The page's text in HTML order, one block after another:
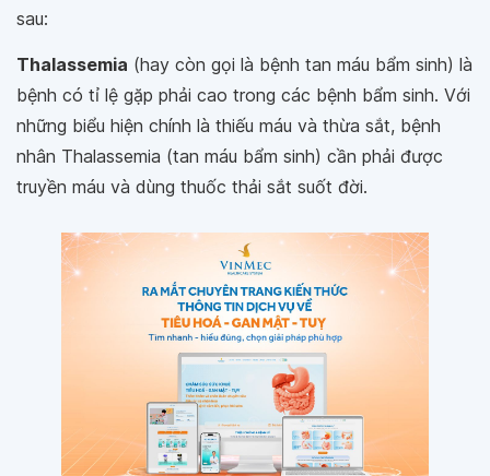
sau:
Thalassemia (hay còn gọi là bệnh tan máu bẩm sinh) là
bệnh có tỉ lệ gặp phải cao trong các bệnh bẩm sinh. Với
những biểu hiện chính là thiếu máu và thừa sắt, bệnh
nhân Thalassemia (tan máu bẩm sinh) cần phải được
truyền máu và dùng thuốc thải sắt suốt đời.